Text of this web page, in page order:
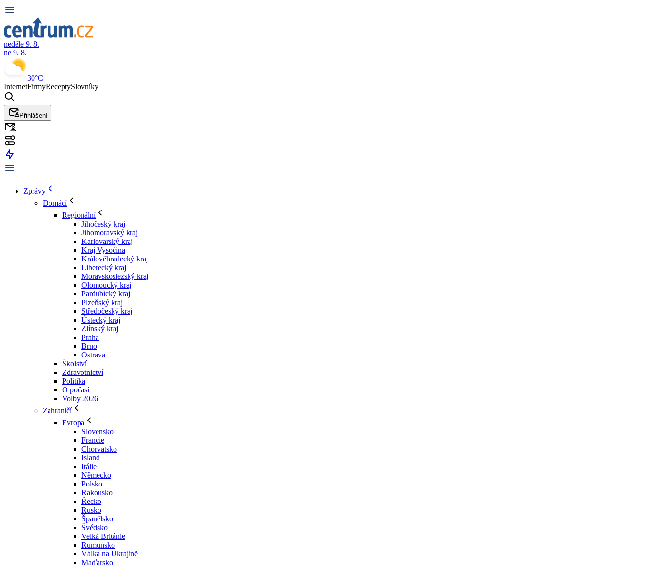
neděle 9. 8.
ne 9. 8.
30°C
InternetFirmyReceptySlovníky
Přihlášení
Zprávy
Domácí
Regionální
Jihočeský kraj
Jihomoravský kraj
Karlovarský kraj
Kraj Vysočina
Králověhradecký kraj
Liberecký kraj
Moravskoslezský kraj
Olomoucký kraj
Pardubický kraj
Plzeňský kraj
Středočeský kraj
Ústecký kraj
Zlínský kraj
Praha
Brno
Ostrava
Školství
Zdravotnictví
Politika
O počasí
Volby 2026
Zahraničí
Evropa
Slovensko
Francie
Chorvatsko
Island
Itálie
Německo
Polsko
Rakousko
Řecko
Rusko
Španělsko
Švédsko
Velká Británie
Rumunsko
Válka na Ukrajině
Maďarsko